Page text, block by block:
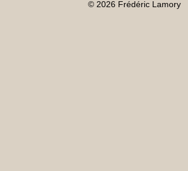
© 2026 Frédéric Lamory